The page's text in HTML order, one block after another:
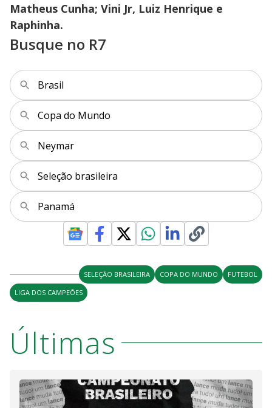
Matheus Cunha; Vini Jr, Luiz Henrique e
Raphinha.
Busque no R7
Brasil
Copa do Mundo
Neymar
Seleção brasileira
Panamá
SELEÇÃO BRASILEIRA COPA DO MUNDO
FUTEBOL
LIGA DOS CAMPEÕES
Últimas